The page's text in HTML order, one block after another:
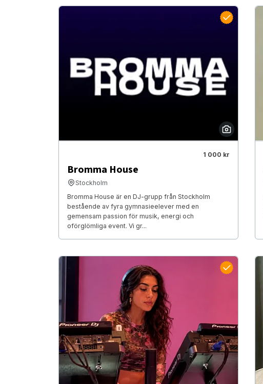
1 000 kr
Bromma House
Stockholm
Bromma House är en DJ-grupp från Stockholm
bestående av fyra gymnasieelever med en
gemensam passion för musik, energi och
oförglömliga event. Vi gr...